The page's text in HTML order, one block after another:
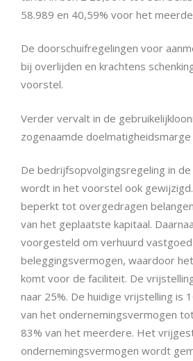
58.989 en 40,59% voor het
De doorschuifregelingen voor
bij overlijden en krachtens
voorstel.
Verder vervalt in de
zogenaamde doelmatigheidsmarge
De bedrijfsopvolgingsregeling in
wordt in het voorstel ook
beperkt tot overgedragen
van het geplaatste kapitaal.
voorgesteld om verhuurd
beleggingsvermogen, waardoor
komt voor de faciliteit. De
naar 25%. De huidige vrijstelling is
van het ondernemingsvermogen
83% van het meerdere. Het
ondernemingsvermogen wordt